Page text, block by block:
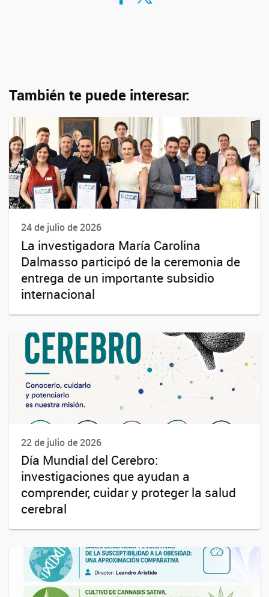
También te puede interesar:
24 de julio de 2026
La investigadora María Carolina
Dalmasso participó de la ceremonia de
entrega de un importante subsidio
internacional
22 de julio de 2026
Día Mundial del Cerebro:
investigaciones que ayudan a
comprender, cuidar y proteger la salud
cerebral